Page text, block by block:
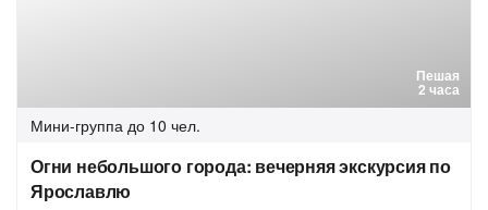
Пешая
2 часа
Мини-группа до 10 чел.
Огни небольшого города: вечерняя экскурсия по
Ярославлю